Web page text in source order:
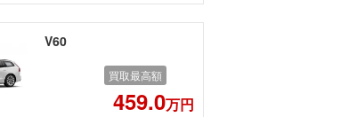
V60
買取最高額
459.0万円